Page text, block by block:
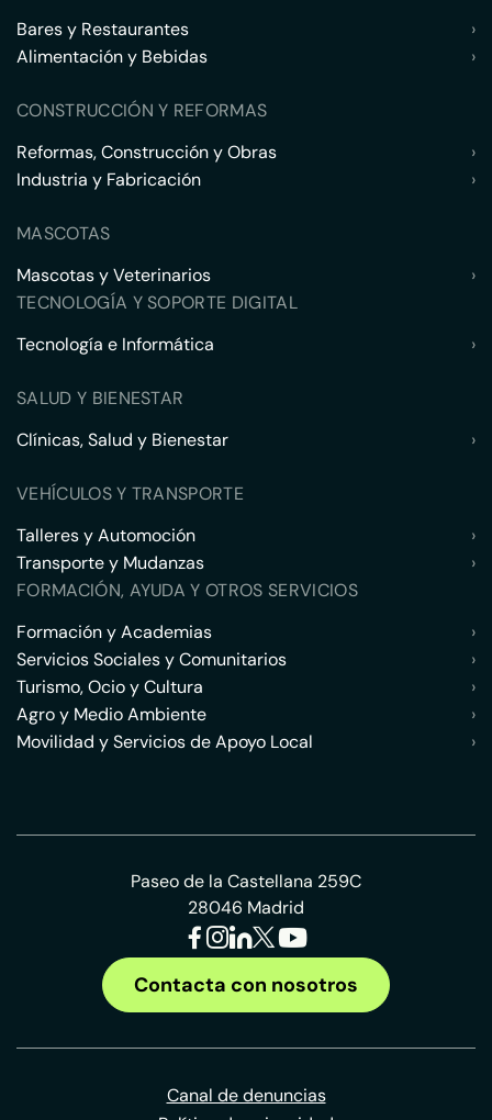
Bares y Restaurantes
›
Alimentación y Bebidas
›
CONSTRUCCIÓN Y REFORMAS
Reformas, Construcción y Obras
›
Industria y Fabricación
›
MASCOTAS
Mascotas y Veterinarios
›
TECNOLOGÍA Y SOPORTE DIGITAL
Tecnología e Informática
›
SALUD Y BIENESTAR
Clínicas, Salud y Bienestar
›
VEHÍCULOS Y TRANSPORTE
Talleres y Automoción
›
Transporte y Mudanzas
›
FORMACIÓN, AYUDA Y OTROS SERVICIOS
Formación y Academias
›
Servicios Sociales y Comunitarios
›
Turismo, Ocio y Cultura
›
Agro y Medio Ambiente
›
Movilidad y Servicios de Apoyo Local
›
Paseo de la Castellana 259C
28046 Madrid
Contacta con nosotros
Canal de denuncias